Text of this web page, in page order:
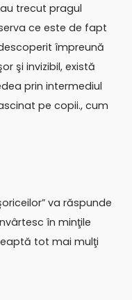
au trecut pragul
ce este de fapt
împreună
şi invizibil, există
prin intermediul
pe copii., cum
va răspunde
în minţile
tot mai mulţi